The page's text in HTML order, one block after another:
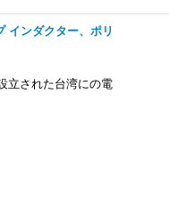
ンダクター、ポリ
立された台湾にの電